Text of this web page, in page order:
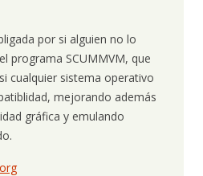
por si alguien no lo
programa SCUMMVM, que
cualquier sistema operativo
mejorando además
gráfica y emulando